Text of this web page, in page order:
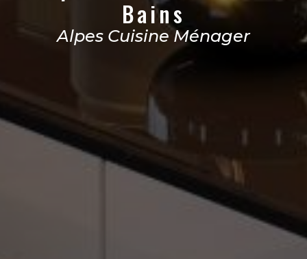
Bains
Alpes Cuisine Ménager